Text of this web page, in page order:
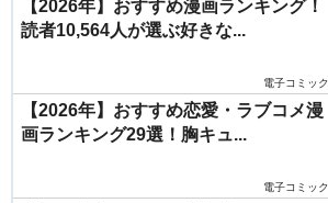
【2026年】おすすめ漫画ランキング！
読者10,564人が選ぶ好きな...
電子コミック
【2026年】おすすめ恋愛・ラブコメ漫
画ランキング29選！胸キュ...
電子コミック